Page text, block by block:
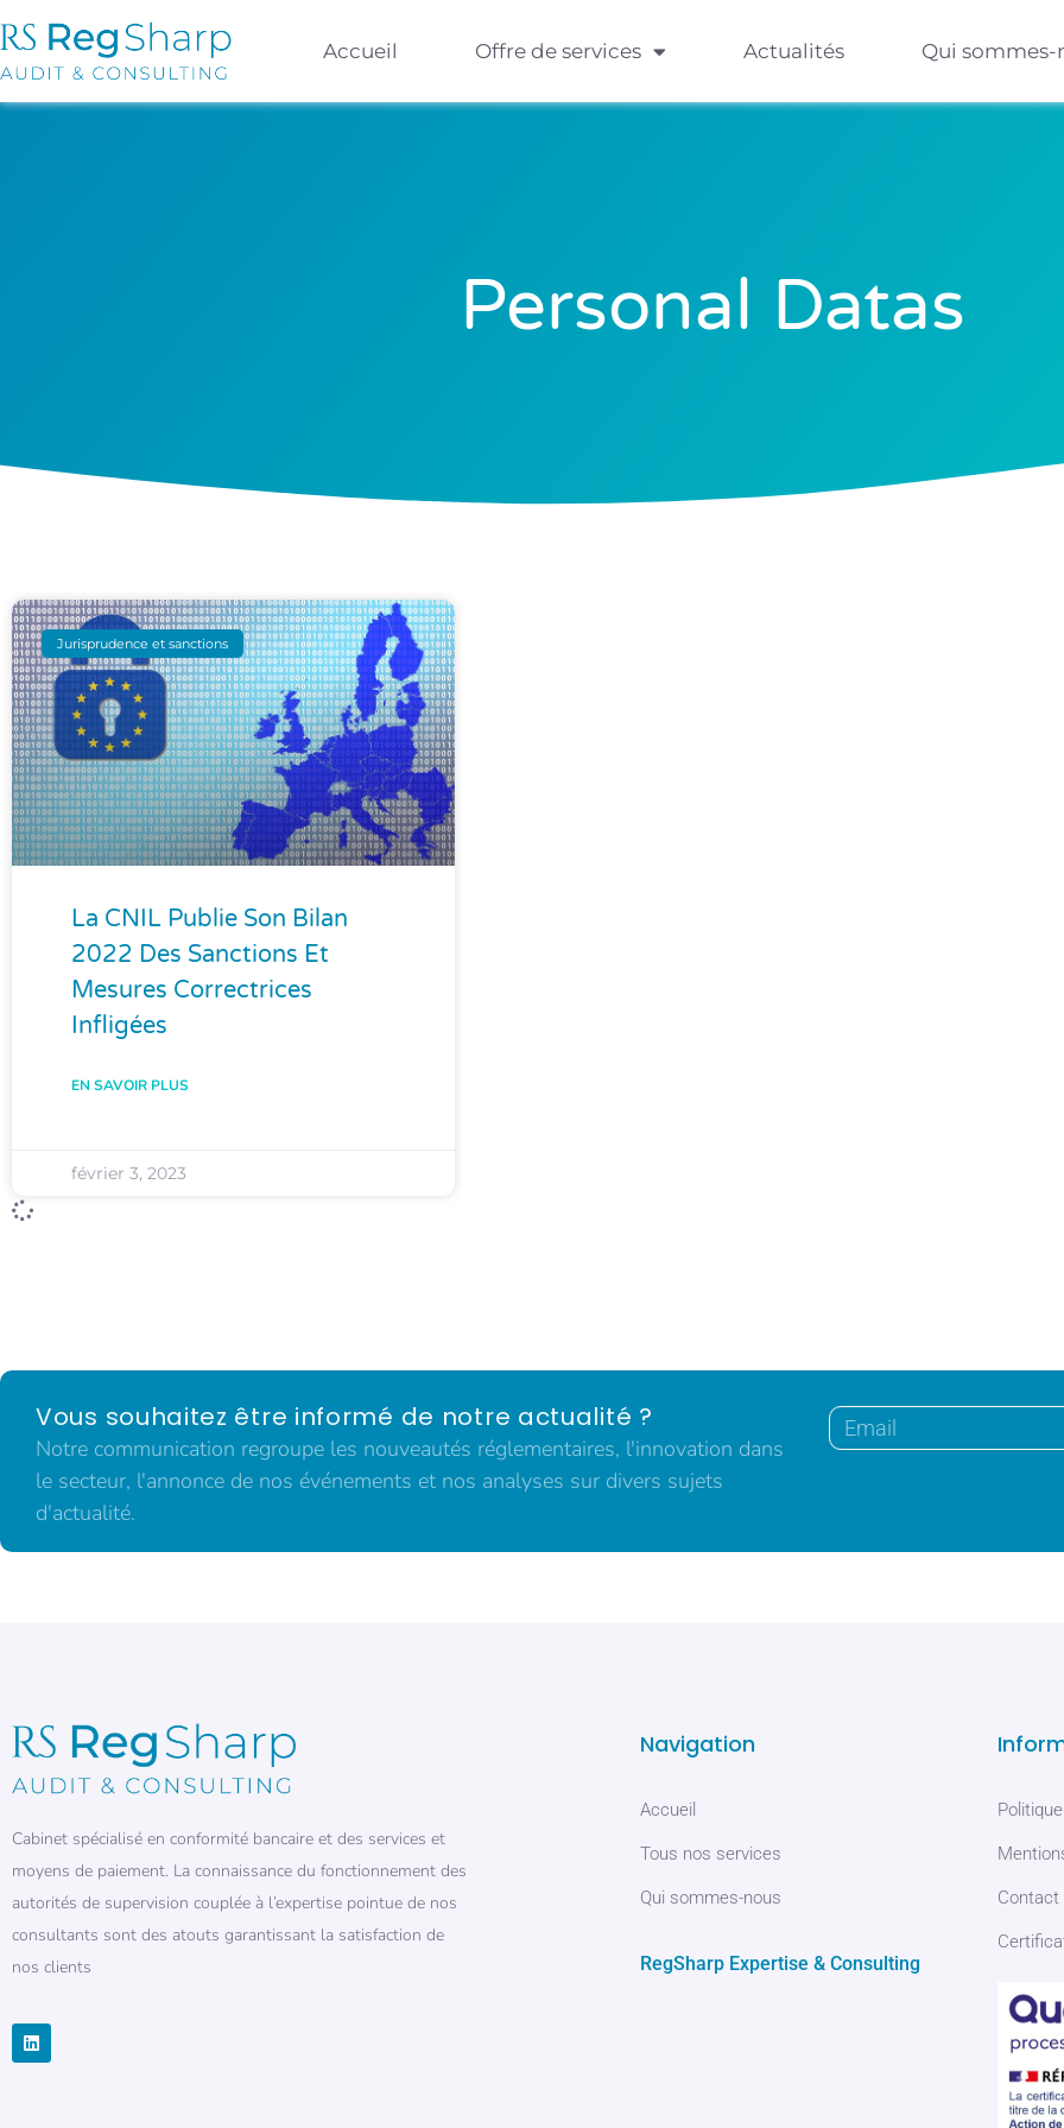
Accueil Offre de services Actualités Qui sommes-
Personal Datas
Jurisprudence et sanctions
La CNIL Publie Son Bilan
2022 Des Sanctions Et
Mesures Correctrices
Infligées
EN SAVOIR PLUS
février 3, 2023
Vous souhaitez être informé de notre actualité ?
Notre communication regroupe les nouveautés réglementaires, l'innovation dans
le secteur, l'annonce de nos événements et nos analyses sur divers sujets
d'actualité.
Cabinet spécialisé en conformité bancaire et des services et
moyens de paiement. La connaissance du fonctionnement des
autorités de supervision couplée à l’expertise pointue de nos
consultants sont des atouts garantissant la satisfaction de
nos clients
Navigation
Accueil
Tous nos services
Qui sommes-nous
RegSharp Expertise & Consulting
Contact